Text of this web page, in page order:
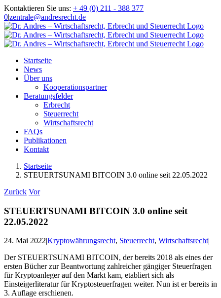
Zum
Inhalt
springen
Kontaktieren Sie uns: + 49 (0) 211 - 388 377
0|zentrale@andresrecht.de
Startseite
News
Über uns
Kooperationspartner
Beratungsfelder
Erbrecht
Steuerrecht
Wirtschaftsrecht
FAQs
Publikationen
Kontakt
Startseite
STEUERTSUNAMI BITCOIN 3.0 online seit 22.05.2022
Zurück Vor
STEUERTSUNAMI BITCOIN 3.0 online seit
22.05.2022
24. Mai 2022|Kryptowährungsrecht, Steuerrecht, Wirtschaftsrecht|
Der STEUERTSUNAMI BITCOIN, der bereits 2018 als eines der
ersten Bücher zur Beantwortung zahlreicher gängiger Steuerfragen
für Kryptoanleger auf den Markt kam, etabliert sich als
Einsteigerliteratur für Kryptosteuerfragen weiter. Nun ist er bereits in
3. Auflage erschienen.